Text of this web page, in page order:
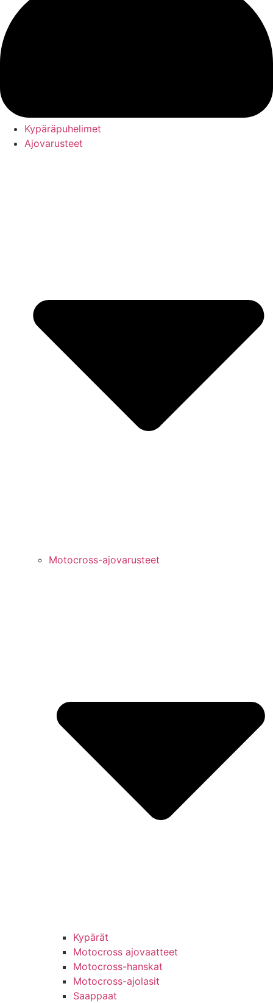
Kypäräpuhelimet
Ajovarusteet
Motocross-ajovarusteet
Kypärät
Motocross ajovaatteet
Motocross-hanskat
Motocross-ajolasit
Saappaat